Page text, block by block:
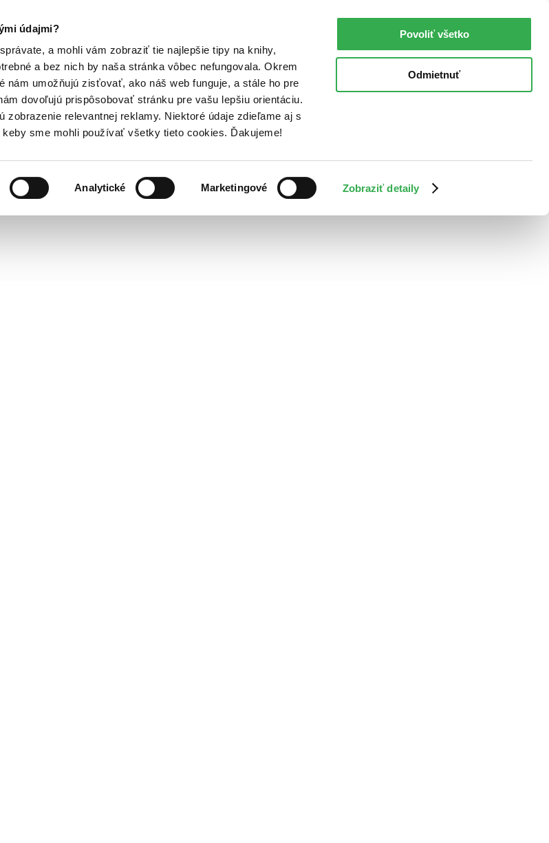
údajmi?
a mohli vám zobraziť tie najlepšie tipy na knihy,
a bez nich by naša stránka vôbec nefungovala. Okrem
nám umožňujú zisťovať, ako náš web funguje, a stále ho pre
dovoľujú prispôsobovať stránku pre vašu lepšiu orientáciu.
zobrazenie relevantnej reklamy. Niektoré údaje zdieľame aj s
sme mohli používať všetky tieto cookies. Ďakujeme!
Analytické Marketingové Zobraziť detaily
Povoliť všetko
Odmietnuť